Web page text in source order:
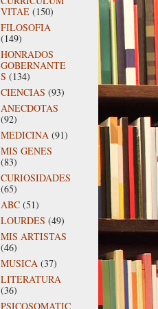
VITAE (150)
FILOSOFIA
(149)
HONRADOS
GOBERNANTE
S (134)
CIENCIAS (93)
ANECDOTAS
(92)
MEDICINA (91)
MIS GENES
(83)
CURIOSIDADES
(65)
ABC (51)
LOURDES (49)
MIS ARTISTAS
(46)
MUSICA (37)
LITERATURA
(36)
PSICOSOMATIC